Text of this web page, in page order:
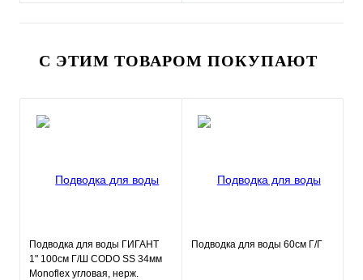
С ЭТИМ ТОВАРОМ ПОКУПАЮТ
Подводка для воды ГИГАНТ
1" 100см Г/Ш CODO SS 34мм
Monoflex угловая, нерж.
Подводка для воды 60см Г/Г